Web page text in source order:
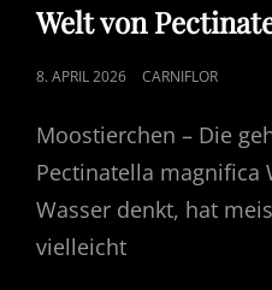
Welt von
POSTED
8. APRIL 2026 CARNIFLOR
Moostierchen – Die
Pectinatella magnifica
Wasser denkt, hat
vielleicht